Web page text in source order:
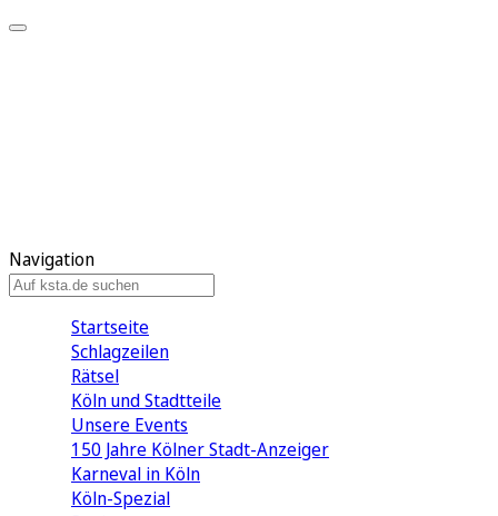
Navigation
Startseite
Schlagzeilen
Rätsel
Köln und Stadtteile
Unsere Events
150 Jahre Kölner Stadt-Anzeiger
Karneval in Köln
Köln-Spezial